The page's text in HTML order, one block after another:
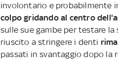
involontario e probabilmente
colpo gridando al centro
sulle sue gambe per testare
riuscito a stringere i denti
passati in svantaggio dopo la